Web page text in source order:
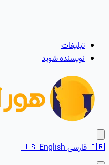
تبلیغات
نویسنده شوید
🇮🇷فارسی 🇺🇸English